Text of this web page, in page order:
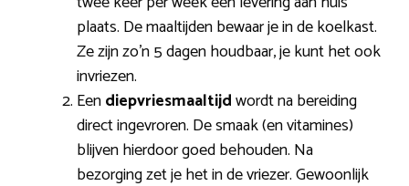
plaats. De maaltijden bewaar je in de koelkast.
Ze zijn zo’n 5 dagen houdbaar, je kunt het ook
invriezen.
Eendiepvriesmaaltijdwordt na bereiding
direct ingevroren. De smaak (en vitamines)
blijven hierdoor goed behouden. Na
bezorging zet je het in de vriezer. Gewoonlijk